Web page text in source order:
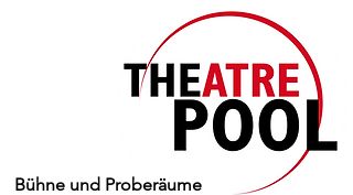
Bühne und Proberäume